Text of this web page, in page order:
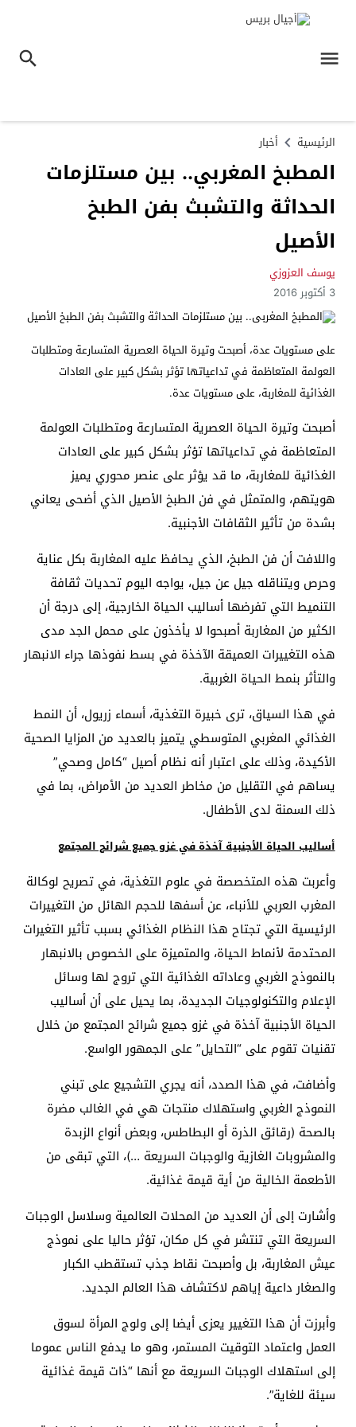
الرئيسية أخبار
المطبخ المغربي.. بين مستلزمات
الحداثة والتشبث بفن الطبخ
الأصيل
يوسف العزوزي
3 أكتوبر 2016
على مستويات عدة، أصبحت وتيرة الحياة العصرية المتسارعة ومتطلبات
العولمة المتعاظمة في تداعياتها تؤثر بشكل كبير على العادات
الغذائية للمغاربة، على مستويات عدة.
أصبحت وتيرة الحياة العصرية المتسارعة ومتطلبات العولمة
المتعاظمة في تداعياتها تؤثر بشكل كبير على العادات
الغذائية للمغاربة، ما قد يؤثر على عنصر محوري يميز
هويتهم، والمتمثل في فن الطبخ الأصيل الذي أضحى يعاني
بشدة من تأثير الثقافات الأجنبية.
واللافت أن فن الطبخ، الذي يحافظ عليه المغاربة بكل عناية
وحرص ويتناقله جيل عن جيل، يواجه اليوم تحديات ثقافة
التنميط التي تفرضها أساليب الحياة الخارجية، إلى درجة أن
الكثير من المغاربة أصبحوا لا يأخذون على محمل الجد مدى
هذه التغييرات العميقة الآخذة في بسط نفوذها جراء الانبهار
والتأثر بنمط الحياة الغربية.
في هذا السياق، ترى خبيرة التغذية، أسماء زريول، أن النمط
الغذائي المغربي المتوسطي يتميز بالعديد من المزايا الصحية
الأكيدة، وذلك على اعتبار أنه نظام أصيل “كامل وصحي”
يساهم في التقليل من مخاطر العديد من الأمراض، بما في
ذلك السمنة لدى الأطفال.
أساليب الحياة الأجنبية آخذة في غزو جميع شرائح المجتمع
وأعربت هذه المتخصصة في علوم التغذية، في تصريح لوكالة
المغرب العربي للأنباء، عن أسفها للحجم الهائل من التغييرات
الرئيسية التي تجتاح هذا النظام الغذائي بسبب تأثير التغيرات
المحتدمة لأنماط الحياة، والمتميزة على الخصوص بالانبهار
بالنموذج الغربي وعاداته الغذائية التي تروج لها وسائل
الإعلام والتكنولوجيات الجديدة، بما يحيل على أن أساليب
الحياة الأجنبية آخذة في غزو جميع شرائح المجتمع من خلال
تقنيات تقوم على “التحايل” على الجمهور الواسع.
وأضافت، في هذا الصدد، أنه يجري التشجيع على تبني
النموذج الغربي واستهلاك منتجات هي في الغالب مضرة
بالصحة (رقائق الذرة أو البطاطس، وبعض أنواع الزبدة
والمشروبات الغازية والوجبات السريعة …)، التي تبقى من
الأطعمة الخالية من أية قيمة غذائية.
وأشارت إلى أن العديد من المحلات العالمية وسلاسل الوجبات
السريعة التي تنتشر في كل مكان، تؤثر حاليا على نموذج
عيش المغاربة، بل وأصبحت نقاط جذب تستقطب الكبار
والصغار داعية إياهم لاكتشاف هذا العالم الجديد.
وأبرزت أن هذا التغيير يعزى أيضا إلى ولوج المرأة لسوق
العمل واعتماد التوقيت المستمر، وهو ما يدفع الناس عموما
إلى استهلاك الوجبات السريعة مع أنها “ذات قيمة غذائية
سيئة للغاية”.